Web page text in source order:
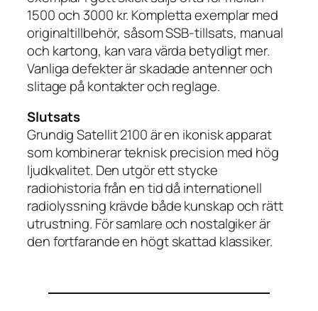
1500 och 3000 kr. Kompletta exemplar med
originaltillbehör, såsom SSB-tillsats, manual
och kartong, kan vara värda betydligt mer.
Vanliga defekter är skadade antenner och
slitage på kontakter och reglage.
Slutsats
Grundig Satellit 2100 är en ikonisk apparat
som kombinerar teknisk precision med hög
ljudkvalitet. Den utgör ett stycke
radiohistoria från en tid då internationell
radiolyssning krävde både kunskap och rätt
utrustning. För samlare och nostalgiker är
den fortfarande en högt skattad klassiker.